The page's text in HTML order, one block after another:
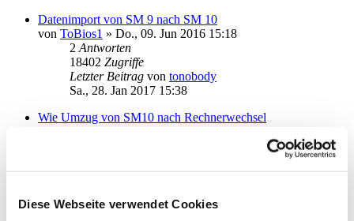
Diese Webseite verwendet Cookies
Datenimport von SM 9 nach SM 10
von ToBios1 » Do., 09. Jun 2016 15:18
2 Antworten
18402 Zugriffe
Letzter Beitrag von tonobody
Sa., 28. Jan 2017 15:38
Wie Umzug von SM10 nach Rechnerwechsel
Letzter Beitragvonkuddel